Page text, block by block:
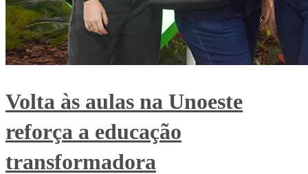
Volta às aulas na Unoeste
reforça a educação
transformadora